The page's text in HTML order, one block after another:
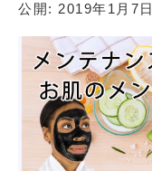
公開: 2019年1月7日